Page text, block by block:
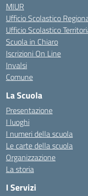
MIUR
Ufficio Scolastico
Ufficio Scolastico
Scuola in Chiaro
Iscrizioni On Line
Invalsi
Comune
La Scuola
Presentazione
I luoghi
I numeri della scuola
Le carte della scuola
Organizzazione
La storia
I Servizi